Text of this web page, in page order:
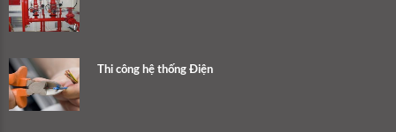
Thi công hệ thống Điện